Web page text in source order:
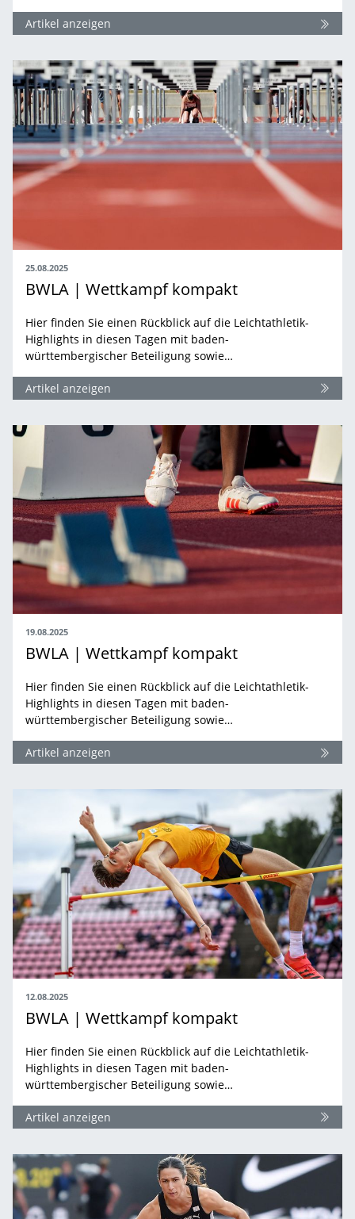
Artikel anzeigen
25.08.2025
BWLA | Wettkampf kompakt
Hier finden Sie einen Rückblick auf die Leichtathletik-
Highlights in diesen Tagen mit baden-
württembergischer Beteiligung sowie…
Artikel anzeigen
19.08.2025
BWLA | Wettkampf kompakt
Hier finden Sie einen Rückblick auf die Leichtathletik-
Highlights in diesen Tagen mit baden-
württembergischer Beteiligung sowie…
Artikel anzeigen
12.08.2025
BWLA | Wettkampf kompakt
Hier finden Sie einen Rückblick auf die Leichtathletik-
Highlights in diesen Tagen mit baden-
württembergischer Beteiligung sowie…
Artikel anzeigen